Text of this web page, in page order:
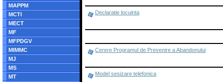
MAPPM
MCTI
MECT
MF
MFPDGV
MIMMC
MJ
MS
MT
Declaratie locuinta
Cerere Programul de Prevenire a Abandonului
Model sesizare telefonica